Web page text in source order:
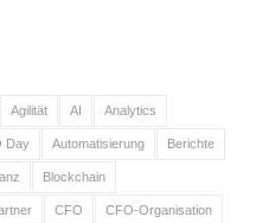
Agilität AI Analytics
Day Automatisierung Berichte
Blockchain
CFO CFO-Organisation